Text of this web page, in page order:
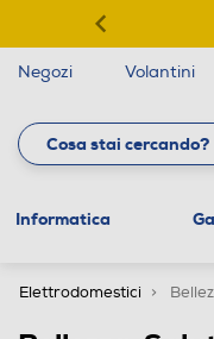
Negozi Volantini
Informatica
Elettrodomestici